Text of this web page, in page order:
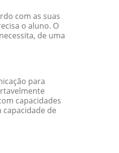
com as suas
o aluno. O
de uma
para
capacidades
de